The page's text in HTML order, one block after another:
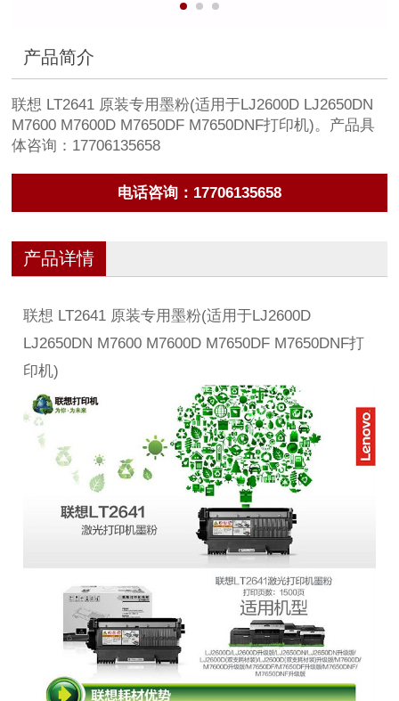
产品简介
联想 LT2641 原装专用墨粉(适用于LJ2600D LJ2650DN
M7600 M7600D M7650DF M7650DNF打印机)。产品具
体咨询：17706135658
电话咨询：17706135658
产品详情
联想 LT2641 原装专用墨粉(适用于LJ2600D
LJ2650DN M7600 M7600D M7650DF M7650DNF打
印机)